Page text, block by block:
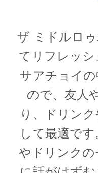
ザ ミドルロ
てリフレッ
サアチョイ
ので、友人
り、ドリン
して最適で
やドリンク